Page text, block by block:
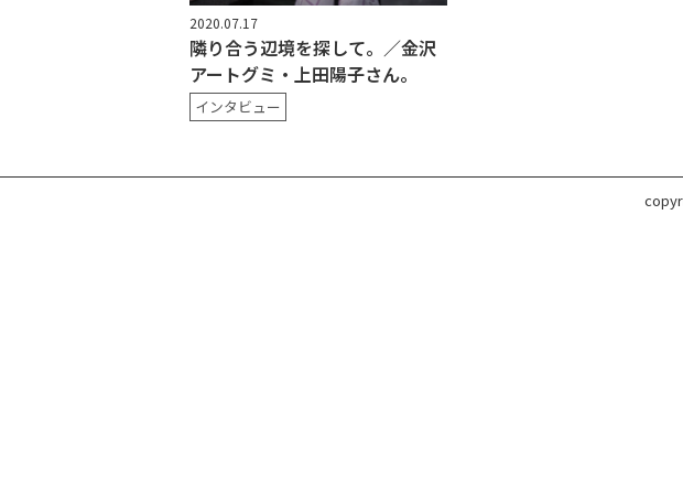
2020.07.17
隣り合う辺境を探して。／金沢
アートグミ・上田陽子さん。
インタビュー